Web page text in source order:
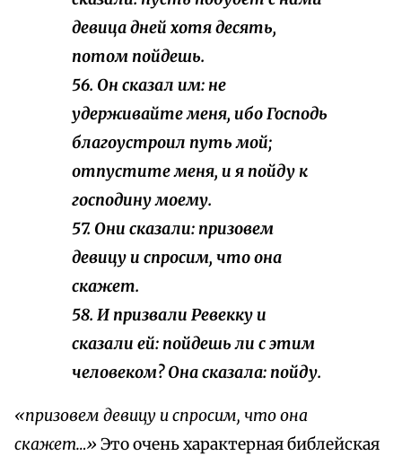
девица дней хотя десять,
потом пойдешь.
56. Он сказал им: не
удерживайте меня, ибо Господь
благоустроил путь мой;
отпустите меня, и я пойду к
господину моему.
57. Они сказали: призовем
девицу и спросим, что она
скажет.
58. И призвали Ревекку и
сказали ей: пойдешь ли с этим
человеком? Она сказала: пойду.
«призовем девицу и спросим, что она
скажет…» Это очень характерная библейская